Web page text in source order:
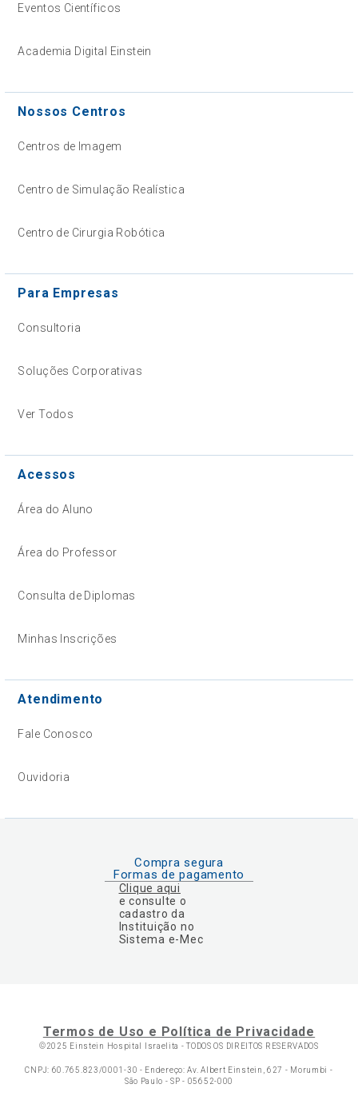
Eventos Científicos
Academia Digital Einstein
Nossos Centros
Centros de Imagem
Centro de Simulação Realística
Centro de Cirurgia Robótica
Para Empresas
Consultoria
Soluções Corporativas
Ver Todos
Acessos
Área do Aluno
Área do Professor
Consulta de Diplomas
Minhas Inscrições
Atendimento
Fale Conosco
Ouvidoria
Compra segura
Formas de pagamento
Clique aqui
e consulte o
cadastro da
Instituição no
Sistema e-Mec
Termos de Uso e Política de Privacidade
©2025 Einstein Hospital Israelita -TODOS OS DIREITOS RESERVADOS
CNPJ: 60.765.823/0001-30 - Endereço: Av. Albert Einstein, 627 - Morumbi -
São Paulo - SP - 05652-000